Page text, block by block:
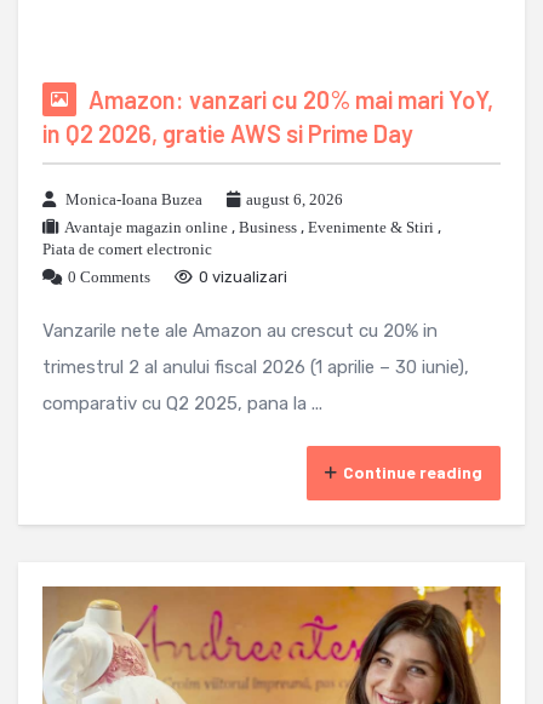
Amazon: vanzari cu 20% mai mari YoY,
in Q2 2026, gratie AWS si Prime Day
Monica-Ioana Buzea
august 6, 2026
Avantaje magazin online , Business , Evenimente & Stiri ,
Piata de comert electronic
0 Comments
0 vizualizari
Vanzarile nete ale Amazon au crescut cu 20% in
trimestrul 2 al anului fiscal 2026 (1 aprilie – 30 iunie),
comparativ cu Q2 2025, pana la ...
Continue reading